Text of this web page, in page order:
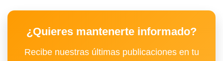
¿Quieres mantenerte informado?
Recibe nuestras últimas publicaciones en tu